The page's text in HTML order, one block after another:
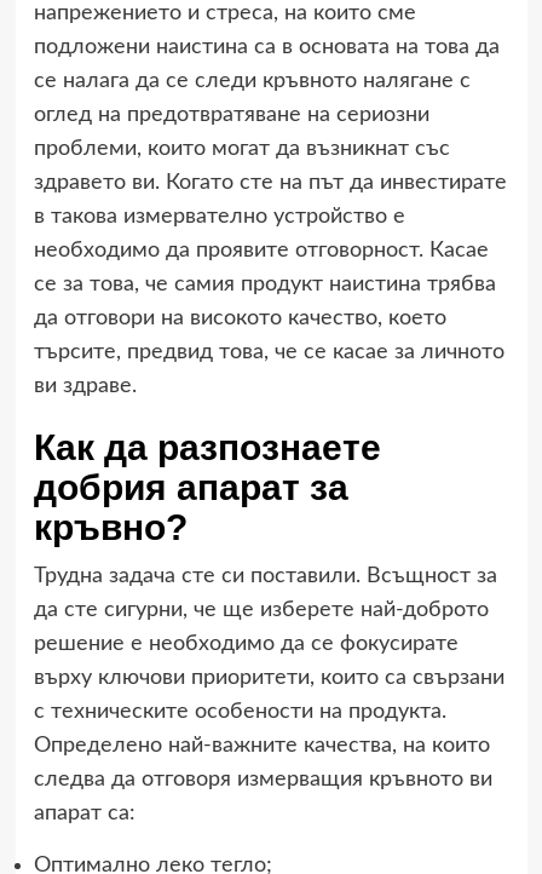
напрежението и стреса, на които сме
подложени наистина са в основата на това да
се налага да се следи кръвното налягане с
оглед на предотвратяване на сериозни
проблеми, които могат да възникнат със
здравето ви. Когато сте на път да инвестирате
в такова измервателно устройство е
необходимо да проявите отговорност. Касае
се за това, че самия продукт наистина трябва
да отговори на високото качество, което
търсите, предвид това, че се касае за личното
ви здраве.
Как да разпознаете
добрия апарат за
кръвно?
Трудна задача сте си поставили. Всъщност за
да сте сигурни, че ще изберете най-доброто
решение е необходимо да се фокусирате
върху ключови приоритети, които са свързани
с техническите особености на продукта.
Определено най-важните качества, на които
следва да отговоря измерващия кръвното ви
апарат са:
Оптимално леко тегло;